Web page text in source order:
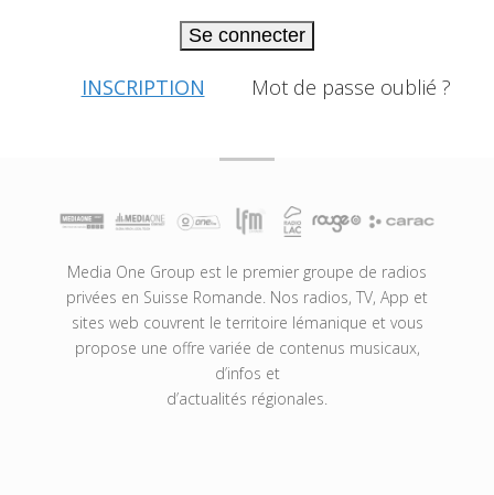
Se connecter
INSCRIPTION Mot de passe oublié ?
Media One Group est le premier groupe de radios
privées en Suisse Romande. Nos radios, TV, App et
sites web couvrent le territoire lémanique et vous
propose une offre variée de contenus musicaux,
d’infos et
d’actualités régionales.